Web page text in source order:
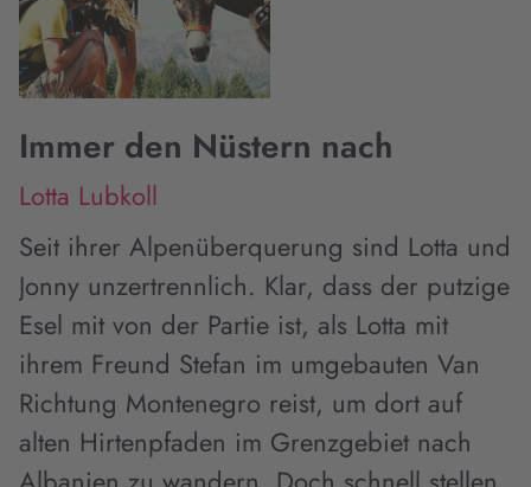
Immer den Nüstern nach
Lotta Lubkoll
Seit ihrer Alpenüberquerung sind Lotta und
Jonny unzertrennlich. Klar, dass der putzige
Esel mit von der Partie ist, als Lotta mit
ihrem Freund Stefan im umgebauten Van
Richtung Montenegro reist, um dort auf
alten Hirtenpfaden im Grenzgebiet nach